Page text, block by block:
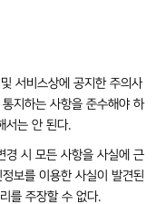
서비스상에 공지한 주의사
지하는 사항을 준수해야 하
서는 안 된다.
경 시 모든 사항을 사실에 근
보를 이용한 사실이 발견된
를 주장할 수 없다.